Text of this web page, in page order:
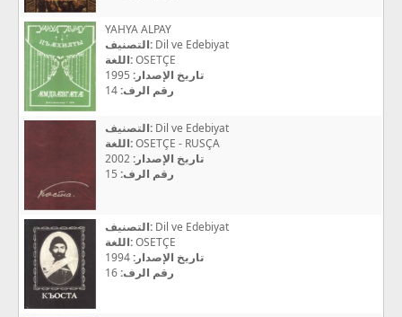
YAHYA ALPAY
التصنيف: Dil ve Edebiyat
اللغة:OSETÇE
تاريخ الإصدار:
رقم الرف:
التصنيف: Dil ve Edebiyat
اللغة:OSETÇE - RUSÇA
تاريخ الإصدار:
رقم الرف:
التصنيف: Dil ve Edebiyat
اللغة:OSETÇE
تاريخ الإصدار:
رقم الرف: